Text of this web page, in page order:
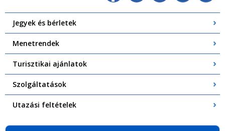
Jegyek és bérletek
Menetrendek
Turisztikai ajánlatok
Szolgáltatások
Utazási feltételek